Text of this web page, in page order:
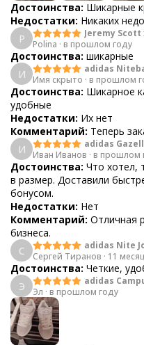
Достоинства: Шикарные
Недостатки: Никаких
P
Jeremy
Polina · в прошлом году
Достоинства: шикарные
И
adidas
Имя скрыто · в прошлом
Достоинства: Шикарное
удобные
Недостатки: Их нет
Комментарий: Теперь
И
adidas
Иван Иванов · в прошлом
Достоинства: Что хотел,
в размер. Доставили
бонусом.
Недостатки: Нет
Комментарий: Отличная
бизнеса.
С
adidas Nite
Сергей Тиранов · 11
Достоинства: Четкие,
Э
adidas
Эл · в прошлом году